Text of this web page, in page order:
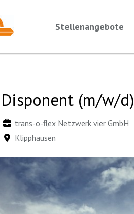
Stellenangebote
Disponent (m/w/d)
trans-o-flex Netzwerk vier GmbH
Klipphausen